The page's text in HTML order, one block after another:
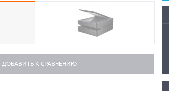
ДОБАВИТЬ К СРАВНЕНИЮ